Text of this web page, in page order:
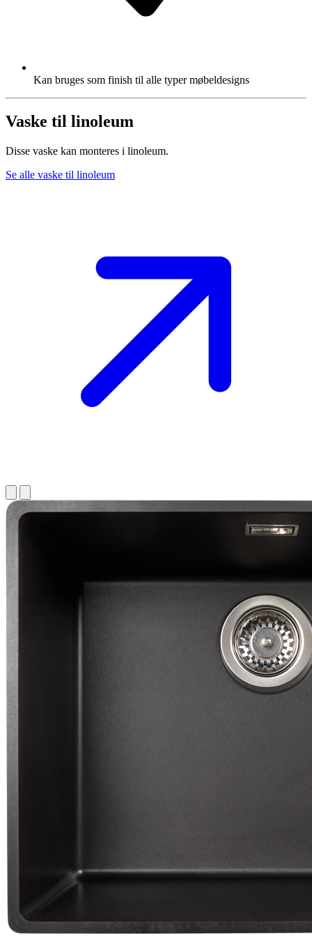
Kan bruges som finish til alle typer møbeldesigns
Vaske til linoleum
Disse vaske kan monteres i linoleum.
Se alle vaske til linoleum